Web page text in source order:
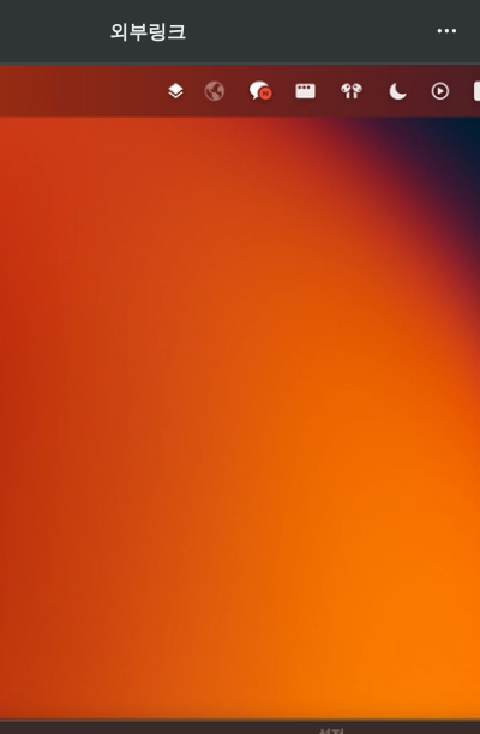
외부링크
Instagram